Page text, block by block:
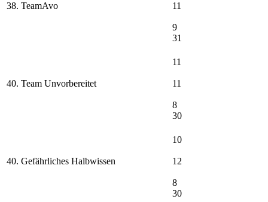
38. TeamAvo 11
9
31
40. Team Unvorbereitet
11
11
8
30
40. Gefährliches Halbwissen
10
12
8
30